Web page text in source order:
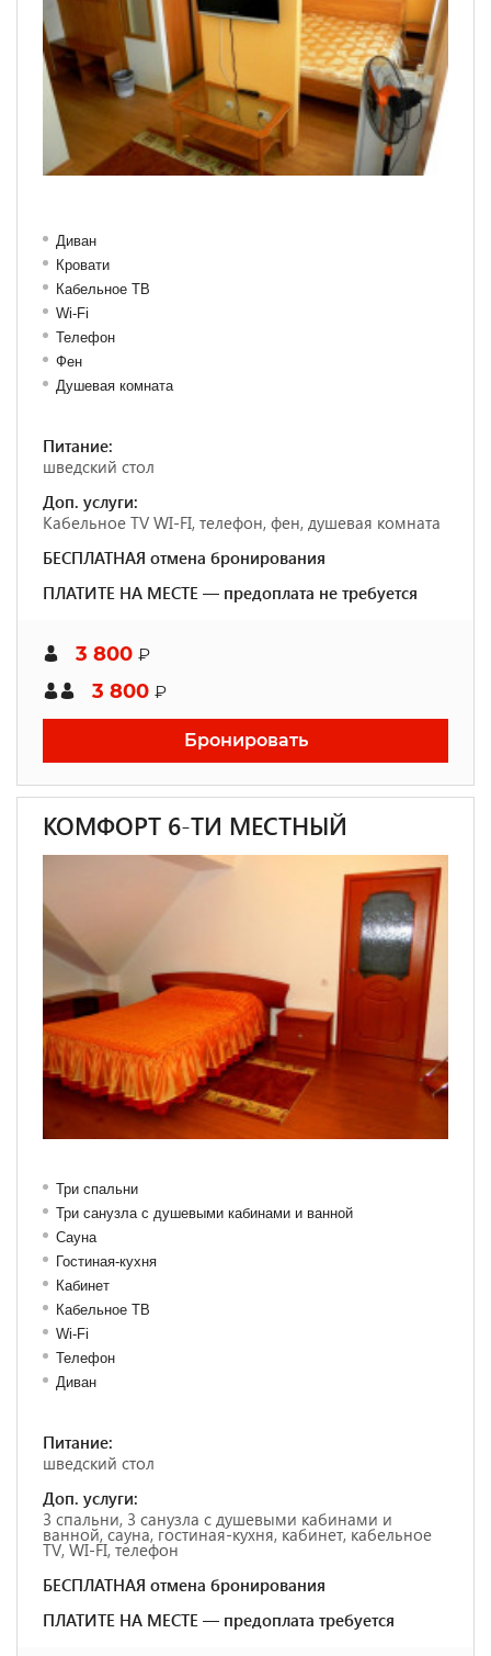
Диван
Кровати
Кабельное ТВ
Wi-Fi
Телефон
Фен
Душевая комната
Питание:
шведский стол
Доп. услуги:
Кабельное TV WI-FI, телефон, фен, душевая комната
БЕСПЛАТНАЯ отмена бронирования
ПЛАТИТЕ НА МЕСТЕ — предоплата не требуется
3 800 ₽
3 800 ₽
Бронировать
КОМФОРТ 6-ТИ МЕСТНЫЙ
Три спальни
Три санузла с душевыми кабинами и ванной
Сауна
Гостиная-кухня
Кабинет
Кабельное ТВ
Wi-Fi
Телефон
Диван
Питание:
шведский стол
Доп. услуги:
3 спальни, 3 санузла с душевыми кабинами и
ванной, сауна, гостиная-кухня, кабинет, кабельное
TV, WI-FI, телефон
БЕСПЛАТНАЯ отмена бронирования
ПЛАТИТЕ НА МЕСТЕ — предоплата требуется